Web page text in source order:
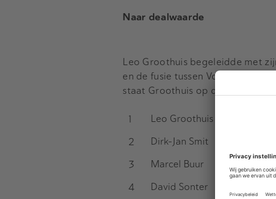
Naar dealwaarde
Leo Groothuis begeleidde met
en de fusie tussen Vodafone
staat Groothuis op dit moment
1 Leo Groothuis
2 Dirk-Jan Smit
3 Marcel Buur
4 David Sonter